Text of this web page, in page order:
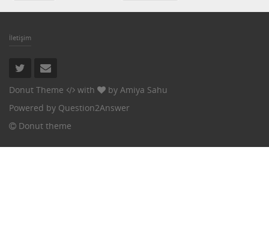
İletişim
Donut Theme with by Amiya Sahu
Powered by Question2Answer
Donut theme